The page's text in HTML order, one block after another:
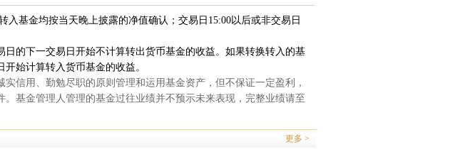
入基金均按当天晚上披露的净值确认；交易日15:00以后或非交易日
的下一交易日开始不计算转出货币基金的收益。如果转换转入的基
始计算转入货币基金的收益。
实信用、勤勉尽职的原则管理和运用基金资产，但不保证一定盈利，
基金管理人管理的基金过往业绩并不预示未来表现，完整业绩请至
更多 >